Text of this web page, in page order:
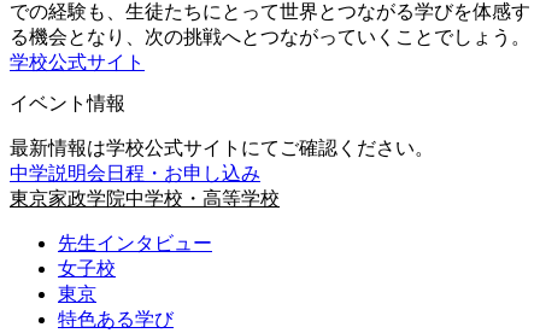
での経験も、生徒たちにとって世界とつながる学びを体感す
る機会となり、次の挑戦へとつながっていくことでしょう。
学校公式サイト
イベント情報
最新情報は学校公式サイトにてご確認ください。
中学説明会日程・お申し込み
東京家政学院中学校・高等学校
先生インタビュー
女子校
東京
特色ある学び